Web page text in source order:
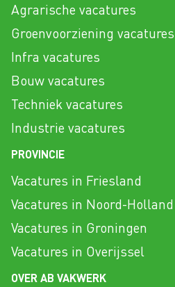
Agrarische vacatures
Groenvoorziening vacatures
Infra vacatures
Bouw vacatures
Techniek vacatures
Industrie vacatures
PROVINCIE
Vacatures in Friesland
Vacatures in Noord-Holland
Vacatures in Groningen
Vacatures in Overijssel
OVER AB VAKWERK